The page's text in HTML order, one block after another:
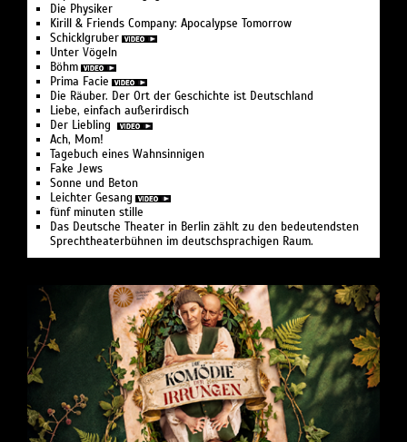
Die Physiker
Kirill & Friends Company: Apocalypse Tomorrow
Schicklgruber
Unter Vögeln
Böhm
Prima Facie
Die Räuber. Der Ort der Geschichte ist Deutschland
Liebe, einfach außerirdisch
Der Liebling
Ach, Mom!
Tagebuch eines Wahnsinnigen
Fake Jews
Sonne und Beton
Leichter Gesang
fünf minuten stille
Das Deutsche Theater in Berlin zählt zu den bedeutendsten
Sprechtheaterbühnen im deutschsprachigen Raum.